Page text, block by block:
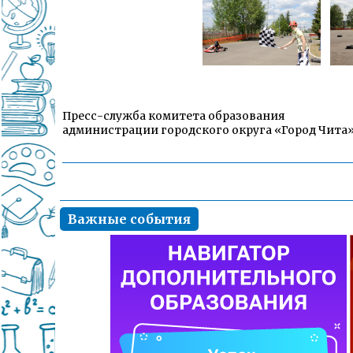
Пресс-служба комитета образования
администрации городского округа «Город
Важные события